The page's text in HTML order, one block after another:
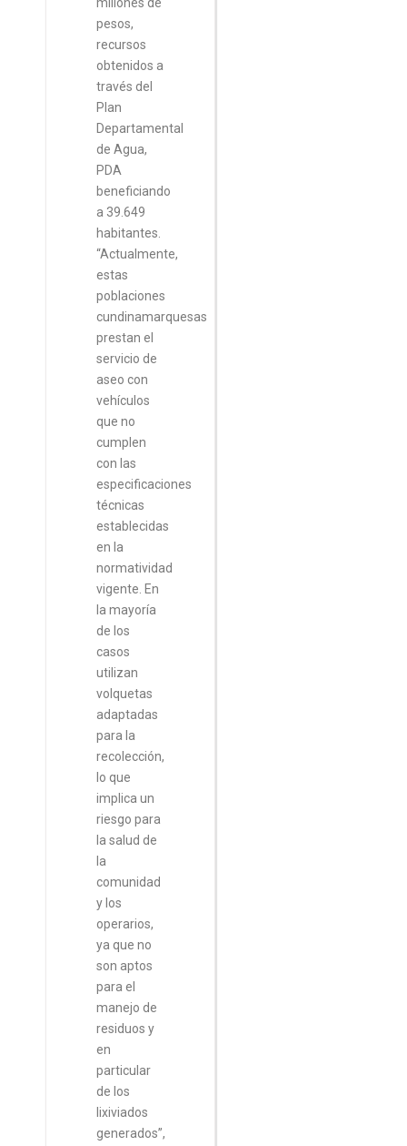
millones de
pesos,
recursos
obtenidos a
través del
Plan
Departamental
de Agua,
PDA
beneficiando
a 39.649
habitantes.
“Actualmente,
estas
poblaciones
cundinamarquesas
prestan el
servicio de
aseo con
vehículos
que no
cumplen
con las
especificaciones
técnicas
establecidas
en la
normatividad
vigente. En
la mayoría
de los
casos
utilizan
volquetas
adaptadas
para la
recolección,
lo que
implica un
riesgo para
la salud de
la
comunidad
y los
operarios,
ya que no
son aptos
para el
manejo de
residuos y
en
particular
de los
lixiviados
generados”,